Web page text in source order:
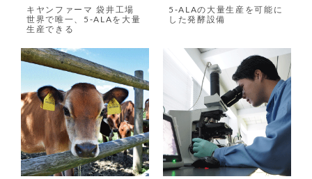
キヤンファーマ 袋井工場
世界で唯一、5-ALAを大量
生産できる
5-ALAの大量生産を可能に
した発酵設備